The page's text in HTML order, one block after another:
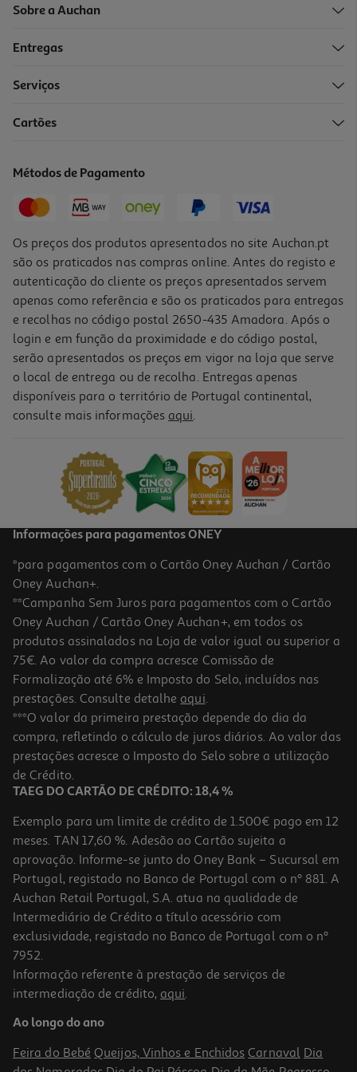
Fritadeira Air Fryer Qilive Q.5332 Inox 8l
79,99 €
4.0
Fritadeira Sem Óleo Airfryer E Vapor Qilive Q.5650 5l
50 €/un
50,00 €
Fritadeira Air Fryer Qilive Q.5464 5 L 1500 W
45.99 €/un
45,99 €
Sobre a Auchan
Entregas
Serviços
Cartões
Métodos de Pagamento
Os preços dos produtos apresentados no site Auchan.pt
são os praticados nas compras online. Antes do registo e
autenticação do cliente os preços apresentados servem
apenas como referência e são os praticados para entregas
e recolhas no código postal 2650-435 Amadora. Após o
login e em função da proximidade e do código postal,
serão apresentados os preços em vigor na loja que serve
o local de entrega ou de recolha. Entregas apenas
disponíveis para o território de Portugal continental,
consulte mais informações aqui.
Informações para pagamentos ONEY
*para pagamentos com o Cartão Oney Auchan / Cartão
Oney Auchan+.
**Campanha Sem Juros para pagamentos com o Cartão
Oney Auchan / Cartão Oney Auchan+, em todos os
produtos assinalados na Loja de valor igual ou superior a
75€. Ao valor da compra acresce Comissão de
Formalização até 6% e Imposto do Selo, incluídos nas
prestações. Consulte detalhe aqui.
***O valor da primeira prestação depende do dia da
compra, refletindo o cálculo de juros diários. Ao valor das
prestações acresce o Imposto do Selo sobre a utilização
de Crédito.
TAEG DO CARTÃO DE CRÉDITO: 18,4 %
Exemplo para um limite de crédito de 1.500€ pago em 12
meses. TAN 17,60 %. Adesão ao Cartão sujeita a
aprovação. Informe-se junto do Oney Bank – Sucursal em
Portugal, registado no Banco de Portugal com o nº 881. A
Auchan Retail Portugal, S.A. atua na qualidade de
Intermediário de Crédito a título acessório com
exclusividade, registado no Banco de Portugal com o nº
7952.
Informação referente à prestação de serviços de
intermediação de crédito, aqui.
Ao longo do ano
Feira do Bebé Queijos, Vinhos e Enchidos Carnaval Dia